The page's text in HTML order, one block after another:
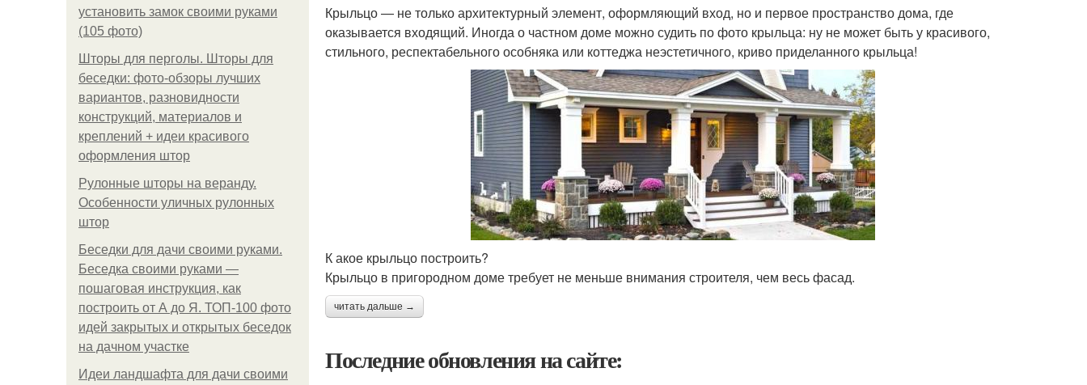
установить замок своими руками
(105 фото)
Шторы для перголы. Шторы для
беседки: фото-обзоры лучших
вариантов, разновидности
конструкций, материалов и
креплений + идеи красивого
оформления штор
Рулонные шторы на веранду.
Особенности уличных рулонных
штор
Беседки для дачи своими руками.
Беседка своими руками —
пошаговая инструкция, как
построить от А до Я. ТОП-100 фото
идей закрытых и открытых беседок
на дачном участке
Идеи ландшафта для дачи своими
Крыльцо — не только архитектурный элемент, оформляющий вход, но и первое пространство дома, где
оказывается входящий. Иногда о частном доме можно судить по фото крыльца: ну не может быть у красивого,
стильного, респектабельного особняка или коттеджа неэстетичного, криво приделанного крыльца!
К акое крыльцо построить?
Крыльцо в пригородном доме требует не меньше внимания строителя, чем весь фасад.
читать дальше →
Последние обновления на сайте: